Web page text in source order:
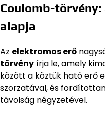
Coulomb-
alapja
Az elektromos erő
törvényírja le, amely
között a köztük ható erő
szorzatával, és
távolság négyzetével.